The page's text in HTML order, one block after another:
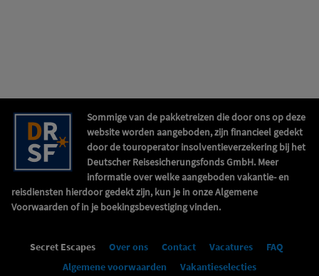
Sommige van de pakketreizen die door ons op deze
website worden aangeboden, zijn financieel gedekt
door de touroperator insolventieverzekering bij het
Deutscher Reisesicherungsfonds GmbH. Meer
informatie over welke aangeboden vakantie- en
reisdiensten hierdoor gedekt zijn, kun je in onze Algemene
Voorwaarden of in je boekingsbevestiging vinden.
Secret Escapes Over ons Contact Vacatures
FAQ
Algemene voorwaarden
Vakantieselecties